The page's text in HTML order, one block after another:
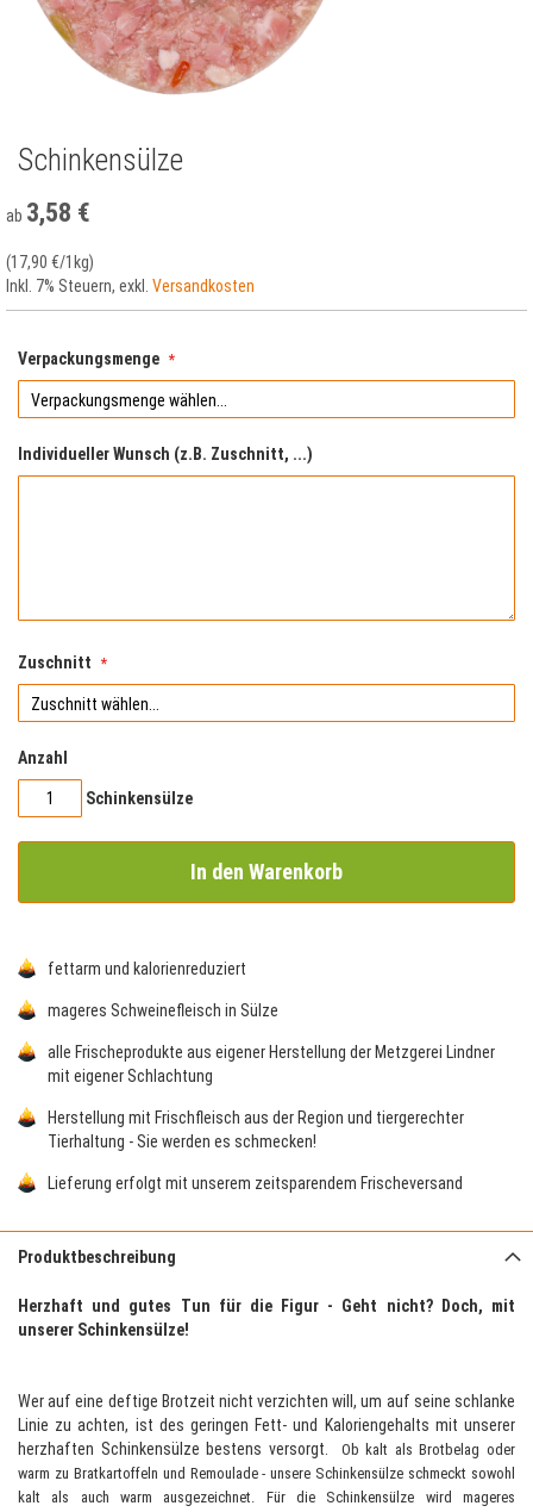
Zum
der
Bildergalerie
Schinkensülze
ab 3,58 €
(17,90 €/1kg)
Inkl. 7% Steuern, exkl. Versandkosten
Verpackungsmenge
Individueller Wunsch (z.B. Zuschnitt, ...)
Zuschnitt
Anzahl
Schinkensülze
In den Warenkorb
fettarm und kalorienreduziert
mageres Schweinefleisch in Sülze
alle Frischeprodukte aus eigener Herstellung der Metzgerei Lindner
mit eigener Schlachtung
Herstellung mit Frischfleisch aus der Region und tiergerechter
Tierhaltung - Sie werden es schmecken!
Lieferung erfolgt mit unserem zeitsparendem Frischeversand
Produktbeschreibung
Herzhaft und gutes Tun für die Figur - Geht nicht? Doch, mit
unserer Schinkensülze!
Wer auf eine deftige Brotzeit nicht verzichten will, um auf seine schlanke
Linie zu achten, ist des geringen Fett- und Kaloriengehalts mit unserer
herzhaften Schinkensülze bestens versorgt. Ob kalt als Brotbelag oder
warm zu Bratkartoffeln und Remoulade - unsere Schinkensülze schmeckt sowohl
kalt als auch warm ausgezeichnet. Für die Schinkensülze wird mageres